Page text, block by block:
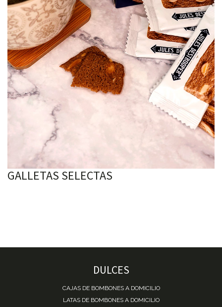
GALLETAS SELECTAS
DULCES
CAJAS DE BOMBONES A DOMICILIO
LATAS DE BOMBONES A DOMICILIO